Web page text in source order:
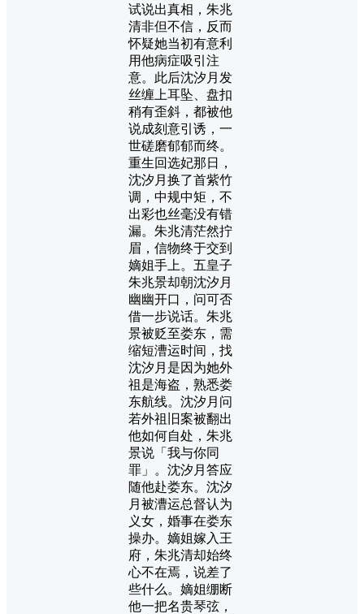
试说出真相，朱兆
清非但不信，反而
怀疑她当初有意利
用他病症吸引注
意。此后沈汐月发
丝缠上耳坠、盘扣
稍有歪斜，都被他
说成刻意引诱，一
世磋磨郁郁而终。
重生回选妃那日，
沈汐月换了首紫竹
调，中规中矩，不
出彩也丝毫没有错
漏。朱兆清茫然拧
眉，信物终于交到
嫡姐手上。五皇子
朱兆景却朝沈汐月
幽幽开口，问可否
借一步说话。朱兆
景被贬至娄东，需
缩短漕运时间，找
沈汐月是因为她外
祖是海盗，熟悉娄
东航线。沈汐月问
若外祖旧案被翻出
他如何自处，朱兆
景说「我与你同
罪」。沈汐月答应
随他赴娄东。沈汐
月被漕运总督认为
义女，婚事在娄东
操办。嫡姐嫁入王
府，朱兆清却始终
心不在焉，说差了
些什么。嫡姐绷断
他一把名贵琴弦，